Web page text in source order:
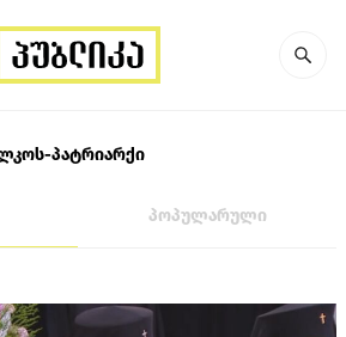
პატრიარქი
პოპულარული